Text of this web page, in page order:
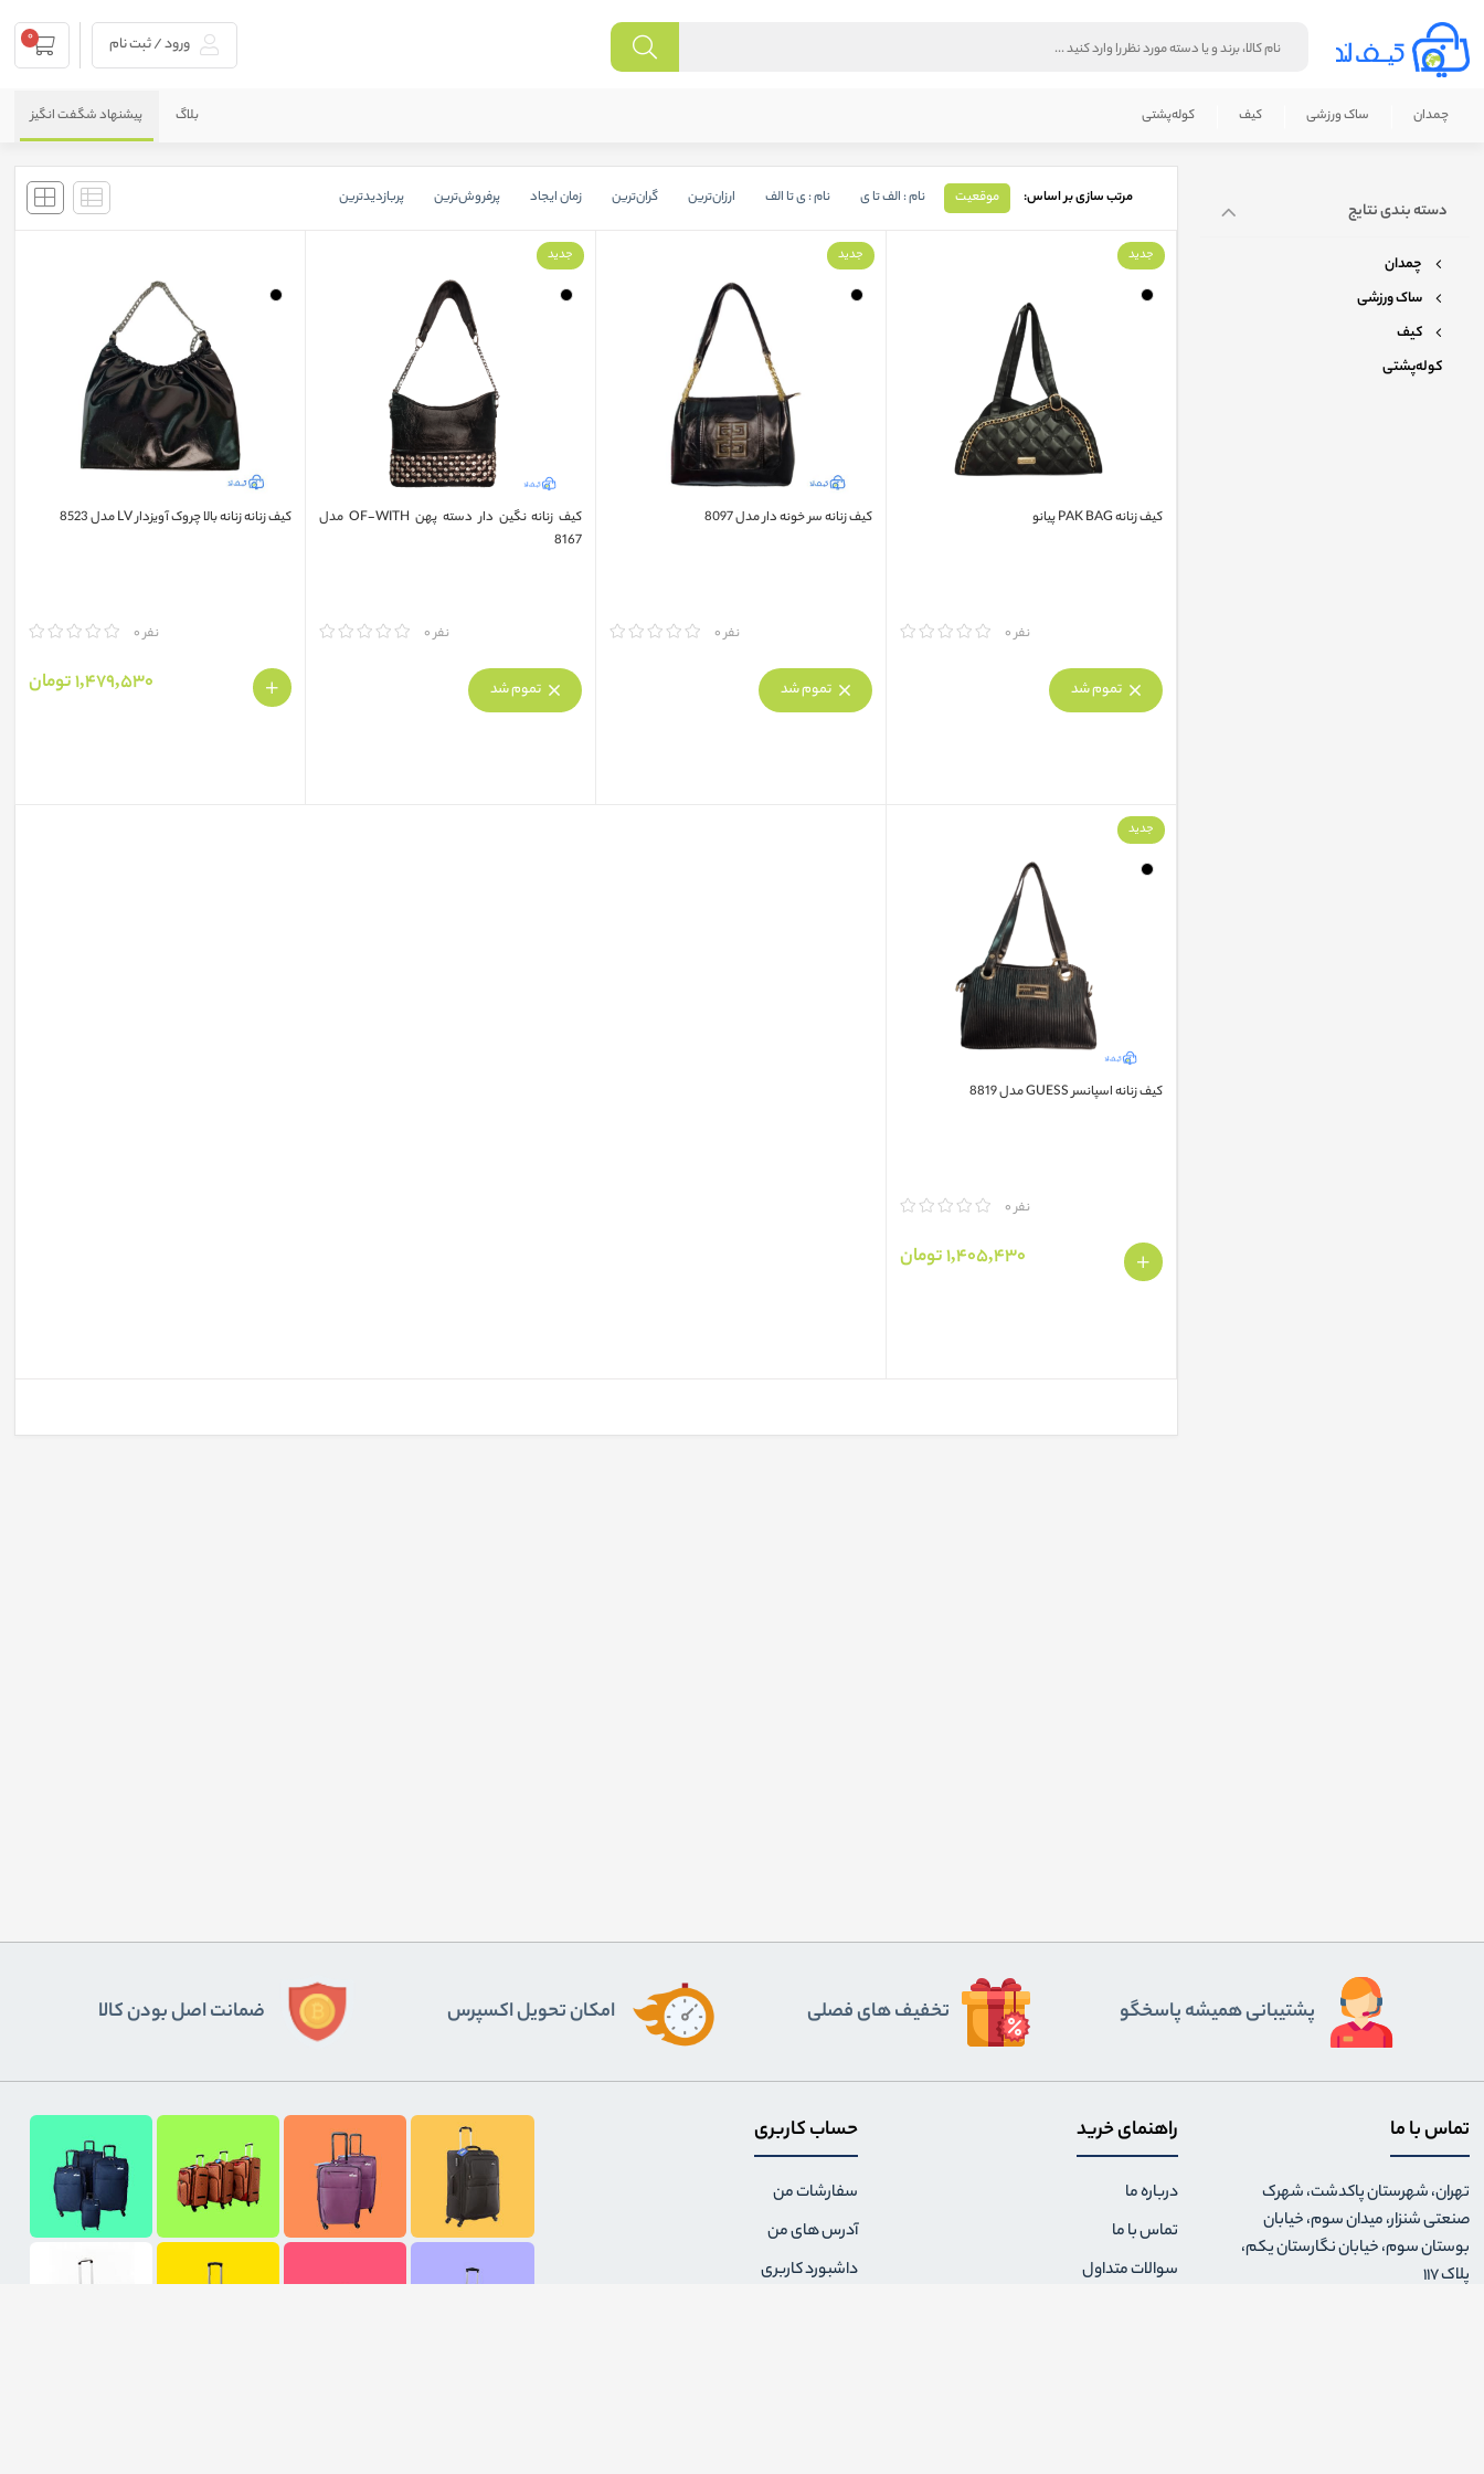
ورود / ثبت نام 0
چمدان ساک ورزشی کیف کوله‌پشتی‌ بلاگ پیشنهاد شگفت انگیز
مرتب سازی بر اساس: موقعیت نام : الف تا ی نام : ی تا الف ارزان‌ترین گران‌ترین زمان ایجاد پرفروش‌ترین پربازدید‌ترین
کیف زنانه PAK BAG پیانو
نفر 0
تموم شد
جدید
کیف زنانه سر خونه دار مدل 8097
نفر 0
تموم شد
جدید
کیف زنانه نگین دار دسته پهن OF-WITH مدل
8167
نفر 0
تموم شد
جدید
کیف زنانه زنانه بالا چروک آویزدار LV مدل 8523
نفر 0
1,479,530 تومان
کیف زنانه اسپانسر GUESS مدل 8819
نفر 0
1,405,430 تومان
جدید
دسته بندی نتایج
چمدان
ساک ورزشی
کیف
کوله‌پشتی‌
پشتیبانی همیشه پاسخگو تخفیف های فصلی اﻣﮑﺎن ﺗﺤﻮﯾﻞ اﮐﺴﭙﺮس ضمانت اصل بودن کالا
تماس با ما
تهران، شهرستان پاکدشت، شهرک
صنعتی شنزار، میدان سوم، خیابان
بوستان سوم، خیابان نگارستان یکم،
پلاک 117
راهنمای خرید
درباره ما
تماس با ما
سوالات متداول
حساب کاربری
سفارشات من
آدرس های من
داشبورد کاربری